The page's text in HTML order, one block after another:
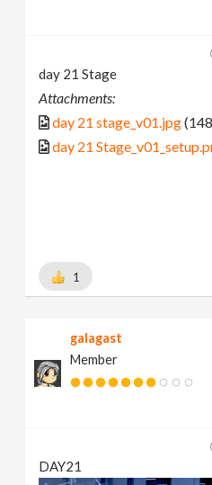
day 21 Stage
Attachments:
day 21 stage_v01.jpg
day 21
1
galagast
Member
DAY21